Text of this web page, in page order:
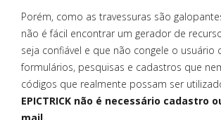
Porém, como as travessuras são
não é fácil encontrar um gerador de
seja confiável e que não congele o usuário
formulários, pesquisas e cadastros que
códigos que realmente possam ser
EPICTRICK não é necessário cadastro